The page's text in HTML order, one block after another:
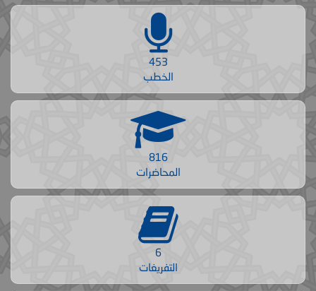
453
الخطب
816
المحاضرات
6
التفريغات